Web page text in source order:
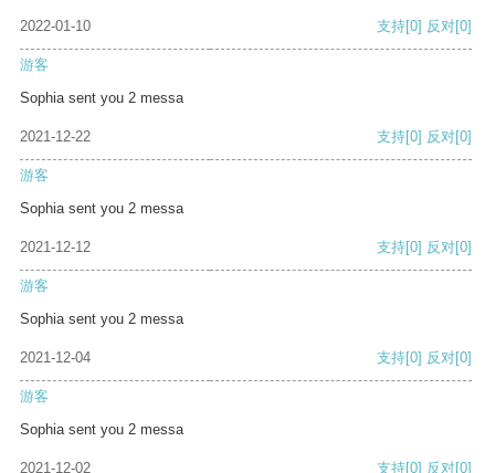
2022-01-10 支持[0] 反对[0]
游客
Sophia sent you 2 messa
2021-12-22 支持[0] 反对[0]
游客
Sophia sent you 2 messa
2021-12-12 支持[0] 反对[0]
游客
Sophia sent you 2 messa
2021-12-04 支持[0] 反对[0]
游客
Sophia sent you 2 messa
2021-12-02 支持[0] 反对[0]